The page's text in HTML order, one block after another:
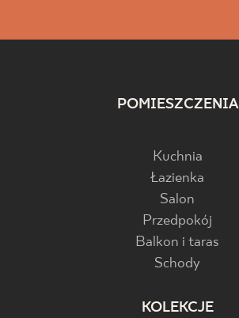
POMIESZCZENIA
Kuchnia
Łazienka
Salon
Przedpokój
Balkon i taras
Schody
KOLEKCJE